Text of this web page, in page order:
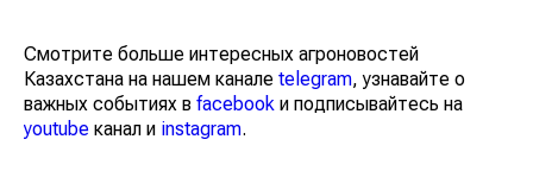
Смотрите больше интересных агроновостей
Казахстана на нашем канале telegram, узнавайте о
важных событиях в facebook и подписывайтесь на
youtube канал и instagram.